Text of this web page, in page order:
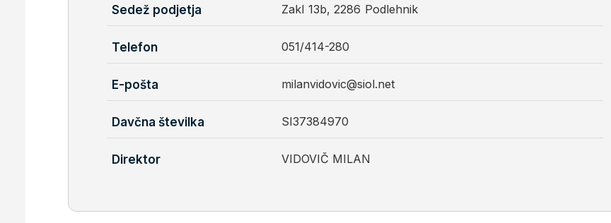
Sedež podjetja Zakl 13b, 2286 Podlehnik
Telefon 051/414-280
E-pošta milanvidovic@siol.net
Davčna številka SI37384970
Direktor VIDOVIČ MILAN